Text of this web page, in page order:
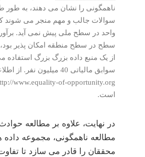
ناهمگونی را نشان می دهند، به طور
سوالات جالب و مهم منجر می شوند
واحد در سطح ملی پیش نمی آید.
سطح در سطح منطقه امکان پذیر بود،
از یک منبع داده بزرگ بزرگ استفاده
سوابق مالیاتی 40 میلیون
است.
در نهایت، علاوه بر مطالعه
مطالعه ناهمگونی، مجموعه داده
محققان را قادر می سازد تا